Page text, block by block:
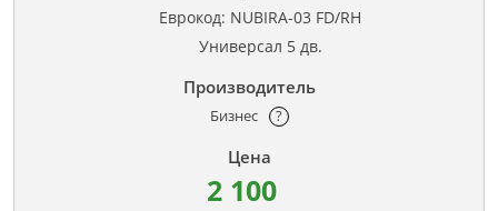
Еврокод: NUBIRA-03 FD/RH
Универсал 5 дв.
Бизнес ?
2 100